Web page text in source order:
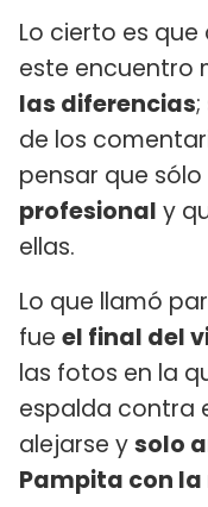
Lo cierto es
este encuentro
las diferencias
de los
pensar que
profesional y
ellas.
Lo que llamó
fue el final del
las fotos en la
espalda contra
alejarse ysolo
Pampita con